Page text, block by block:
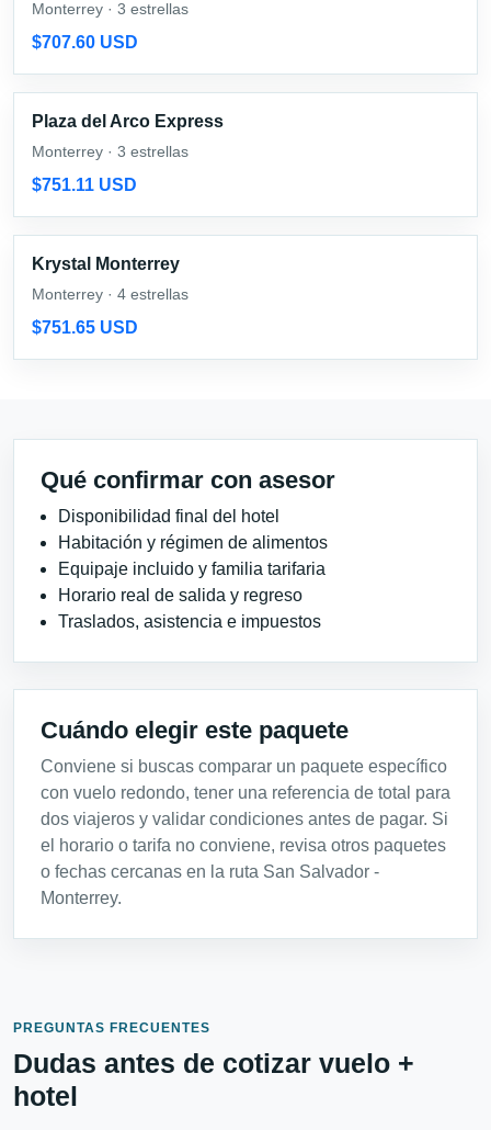
Monterrey · 3 estrellas
$707.60 USD
Plaza del Arco Express
Monterrey · 3 estrellas
$751.11 USD
Krystal Monterrey
Monterrey · 4 estrellas
$751.65 USD
Qué confirmar con asesor
Disponibilidad final del hotel
Habitación y régimen de alimentos
Equipaje incluido y familia tarifaria
Horario real de salida y regreso
Traslados, asistencia e impuestos
Cuándo elegir este paquete
Conviene si buscas comparar un paquete específico
con vuelo redondo, tener una referencia de total para
dos viajeros y validar condiciones antes de pagar. Si
el horario o tarifa no conviene, revisa otros paquetes
o fechas cercanas en la ruta San Salvador -
Monterrey.
PREGUNTAS FRECUENTES
Dudas antes de cotizar vuelo +
hotel